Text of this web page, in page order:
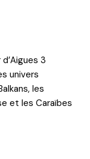
3
univers
les
et les Caraïbes